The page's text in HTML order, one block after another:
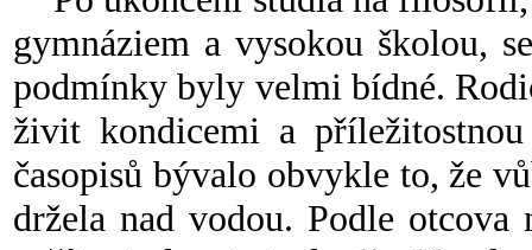
gymnáziem a vysokou školou,
podmínky byly velmi bídné.
živit kondicemi a
časopisů bývalo obvykle to, že
držela nad vodou. Podle